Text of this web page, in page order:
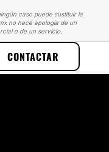
caso puede sustituir la
no hace apología de un
o de un servicio.
CONTACTAR
TENGAN CUIDADO